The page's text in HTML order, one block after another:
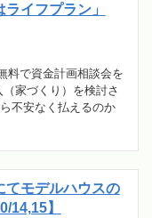
イフプラン」
料で資金計画相談会を
家づくり）を検討さ
不安なく払えるのか
てモデルハウスの
14,15】